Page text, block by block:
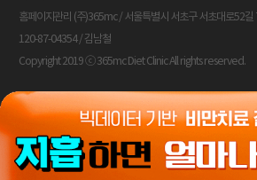
홈페이지관리 (주)365mc / 서울특별시 서초구 서초대로52
120-87-04354 / 김남철
Copyright 2019 ⓒ 365mc Diet Clinic All rights reserved.